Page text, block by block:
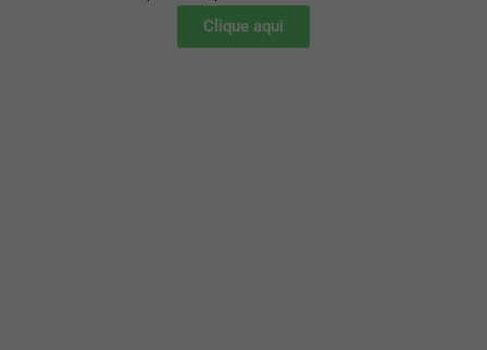
Clique aqui